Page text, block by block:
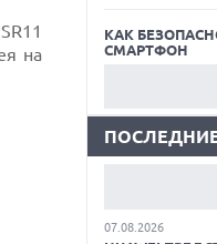
на
КАК
СМАРТФОН
ЛУЧШИЕ
ЛУЧШИЕ
СМАРТФОН
07.08.2026
СЕНСОРНЫМ
07.08.2026
GOOGLE
СМАРТФОНАХ
07.08.2026